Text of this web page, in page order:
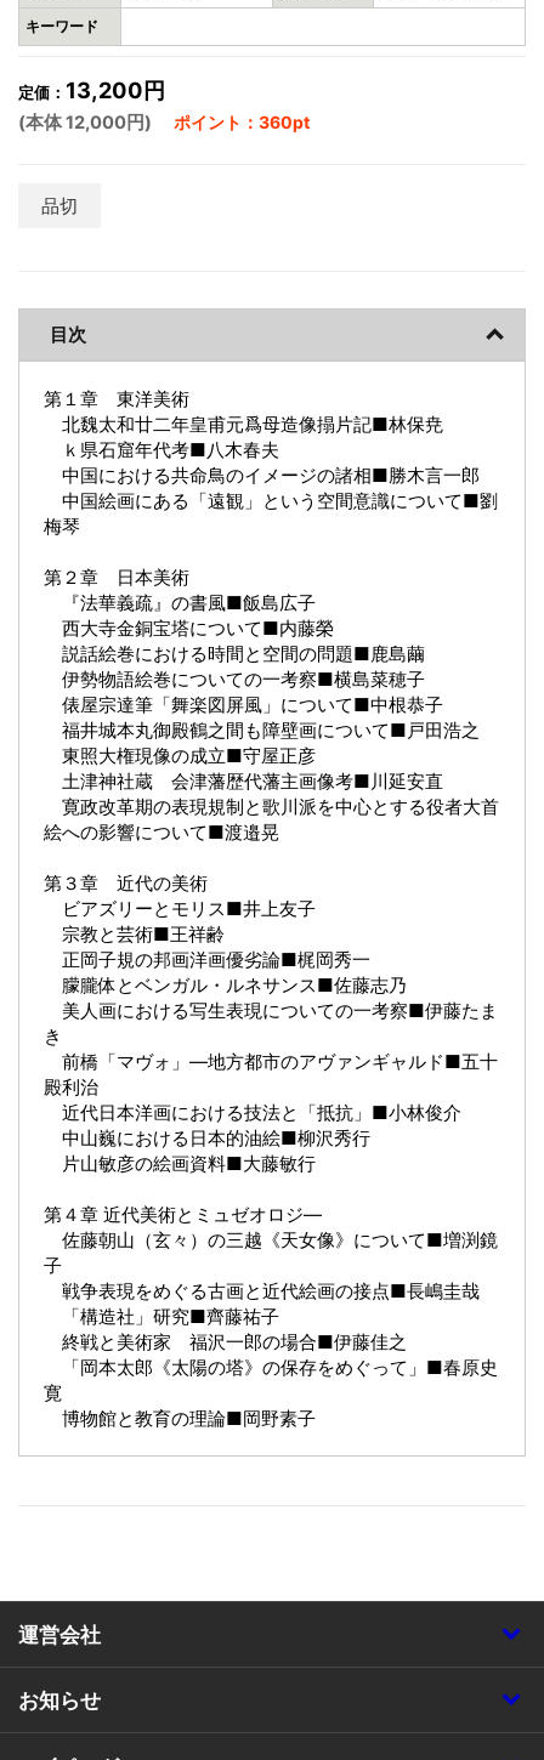
キーワード
定価： 13,200円
(本体 12,000円) ポイント：360pt
品切
目次
第１章 東洋美術
北魏太和廿二年皇甫元爲母造像搨片記■林保尭
ｋ県石窟年代考■八木春夫
中国における共命鳥のイメージの諸相■勝木言一郎
中国絵画にある「遠観」という空間意識について■劉
梅琴
第２章 日本美術
『法華義疏』の書風■飯島広子
西大寺金銅宝塔について■内藤榮
説話絵巻における時間と空間の問題■鹿島繭
伊勢物語絵巻についての一考察■横島菜穂子
俵屋宗達筆「舞楽図屏風」について■中根恭子
福井城本丸御殿鶴之間も障壁画について■戸田浩之
東照大権現像の成立■守屋正彦
土津神社蔵 会津藩歴代藩主画像考■川延安直
寛政改革期の表現規制と歌川派を中心とする役者大首
絵への影響について■渡邉晃
第３章 近代の美術
ビアズリーとモリス■井上友子
宗教と芸術■王祥齢
正岡子規の邦画洋画優劣論■梶岡秀一
朦朧体とベンガル・ルネサンス■佐藤志乃
美人画における写生表現についての一考察■伊藤たま
き
前橋「マヴォ」―地方都市のアヴァンギャルド■五十
殿利治
近代日本洋画における技法と「抵抗」■小林俊介
中山巍における日本的油絵■柳沢秀行
片山敏彦の絵画資料■大藤敏行
第４章 近代美術とミュゼオロジ―
佐藤朝山（玄々）の三越《天女像》について■増渕鏡
子
戦争表現をめぐる古画と近代絵画の接点■長嶋圭哉
「構造社」研究■齊藤祐子
終戦と美術家 福沢一郎の場合■伊藤佳之
「岡本太郎《太陽の塔》の保存をめぐって」■春原史
寛
博物館と教育の理論■岡野素子
運営会社
お知らせ